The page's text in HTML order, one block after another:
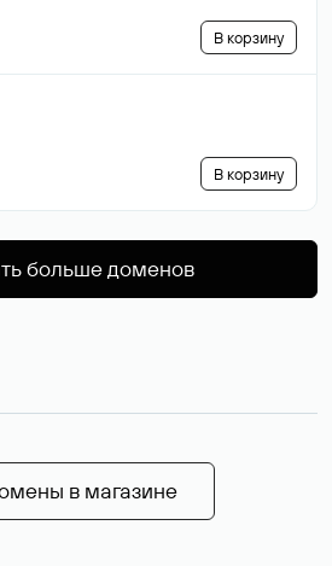
В корзину
В корзину
больше доменов
в магазине